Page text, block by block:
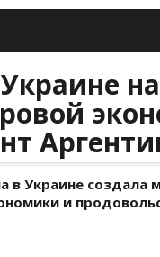
в Украине создала
и